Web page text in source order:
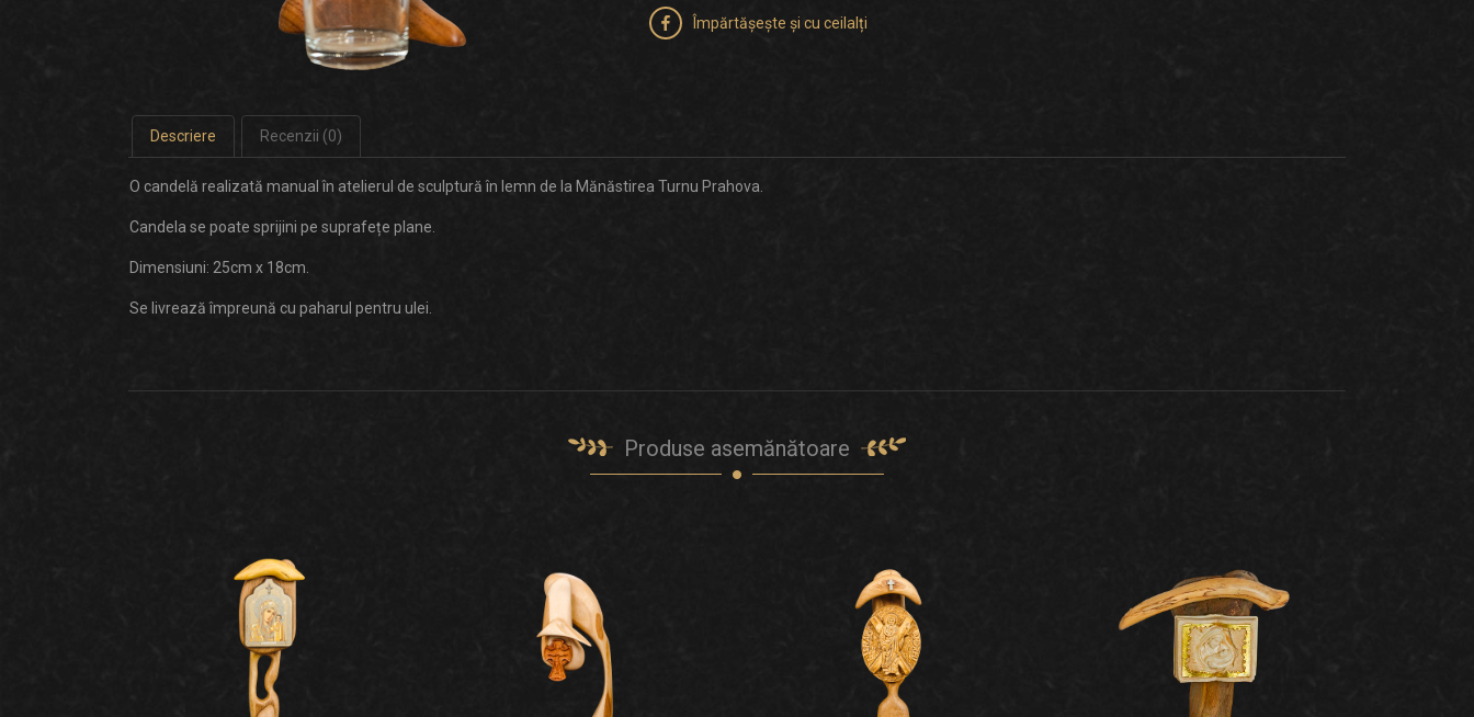
Împărtășește și cu ceilalți
Descriere Recenzii (0)
O candelă realizată manual în atelierul de sculptură în lemn de la Mănăstirea Turnu Prahova.
Candela se poate sprijini pe suprafețe plane.
Dimensiuni: 25cm x 18cm.
Se livrează împreună cu paharul pentru ulei.
Produse asemănătoare